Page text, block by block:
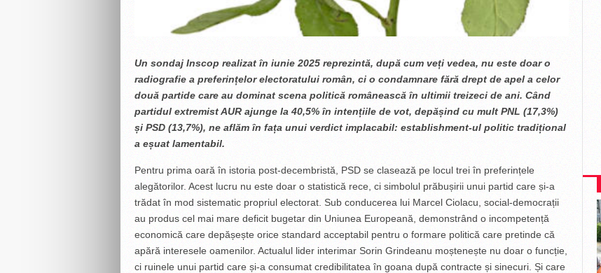
Un sondaj Inscop realizat în iunie 2025 reprezintă, după cum veți vedea, nu este doar o
radiografie a preferințelor electoratului român, ci o condamnare fără drept de apel a celor
două partide care au dominat scena politică românească în ultimii treizeci de ani. Când
partidul extremist AUR ajunge la 40,5% în intențiile de vot, depășind cu mult PNL (17,3%)
și PSD (13,7%), ne aflăm în fața unui verdict implacabil: establishment-ul politic tradițional
a eșuat lamentabil.
Pentru prima oară în istoria post-decembristă, PSD se clasează pe locul trei în preferințele
alegătorilor. Acest lucru nu este doar o statistică rece, ci simbolul prăbușirii unui partid care și-a
trădat în mod sistematic propriul electorat. Sub conducerea lui Marcel Ciolacu, social-democrații
au produs cel mai mare deficit bugetar din Uniunea Europeană, demonstrând o incompetență
economică care depășește orice standard acceptabil pentru o formare politică care pretinde că
apără interesele oamenilor. Actualul lider interimar Sorin Grindeanu moștenește nu doar o funcție,
ci ruinele unui partid care și-a consumat credibilitatea în goana după contracte și sinecuri. Și care